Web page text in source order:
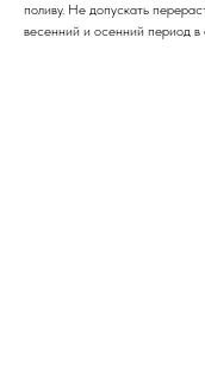
поливу. Не допускать
весенний и осенний период в